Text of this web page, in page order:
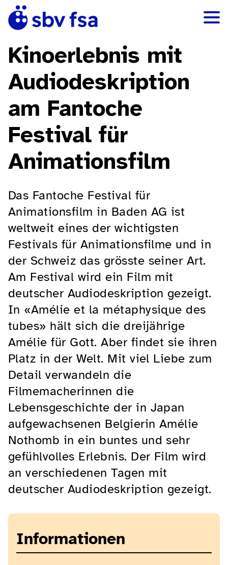
Kinoerlebnis mit
Audiodeskription
am Fantoche
Festival für
Animationsfilm
Das Fantoche Festival für
Animationsfilm in Baden AG ist
weltweit eines der wichtigsten
Festivals für Animationsfilme und in
der Schweiz das grösste seiner Art.
Am Festival wird ein Film mit
deutscher Audiodeskription gezeigt.
In «Amélie et la métaphysique des
tubes» hält sich die dreijährige
Amélie für Gott. Aber findet sie ihren
Platz in der Welt. Mit viel Liebe zum
Detail verwandeln die
Filmemacherinnen die
Lebensgeschichte der in Japan
aufgewachsenen Belgierin Amélie
Nothomb in ein buntes und sehr
gefühlvolles Erlebnis. Der Film wird
an verschiedenen Tagen mit
deutscher Audiodeskription gezeigt.
Informationen